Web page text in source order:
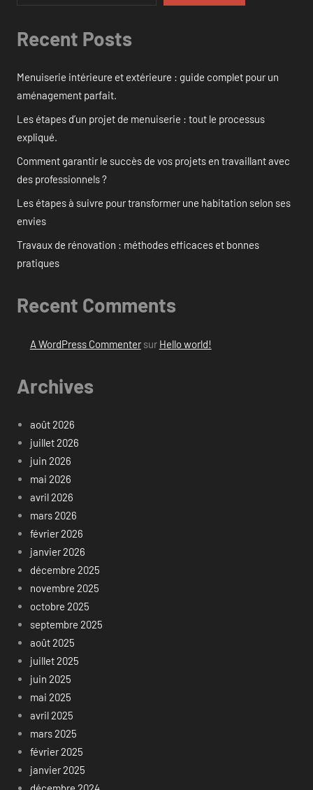
Recent Posts
Menuiserie intérieure et extérieure : guide complet pour un
aménagement parfait.
Les étapes d’un projet de menuiserie : tout le processus
expliqué.
Comment garantir le succès de vos projets en travaillant avec
des professionnels ?
Les étapes à suivre pour transformer une habitation selon ses
envies
Travaux de rénovation : méthodes efficaces et bonnes
pratiques
Recent Comments
A WordPress Commentersur Hello world!
Archives
août 2026
juillet 2026
juin 2026
mai 2026
avril 2026
mars 2026
février 2026
janvier 2026
décembre 2025
novembre 2025
octobre 2025
septembre 2025
août 2025
juillet 2025
juin 2025
mai 2025
avril 2025
mars 2025
février 2025
janvier 2025